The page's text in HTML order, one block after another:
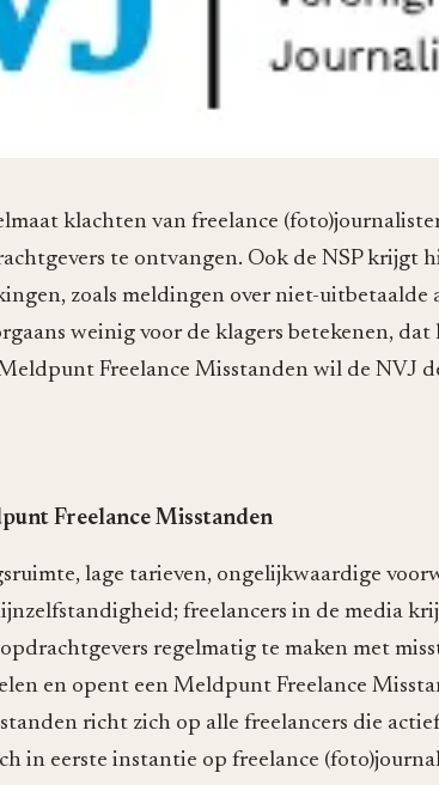
klachten van freelance
te ontvangen. Ook de NSP krijgt
zoals meldingen over niet-uitbetaalde
weinig voor de klagers betekenen,
Freelance Misstanden wil de NVJ
Freelance Misstanden
lage tarieven, ongelijkwaardige
freelancers in de media
regelmatig te maken met
en opent een Meldpunt Freelance
richt zich op alle freelancers die
in eerste instantie op freelance